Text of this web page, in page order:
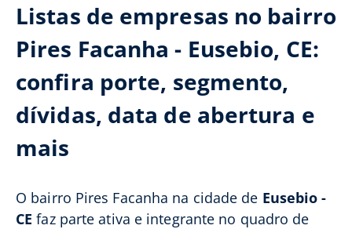
Listas de empresas no bairro
Pires Facanha - Eusebio, CE:
confira porte, segmento,
dívidas, data de abertura e
mais
O bairro Pires Facanha na cidade de Eusebio -
CE faz parte ativa e integrante no quadro de